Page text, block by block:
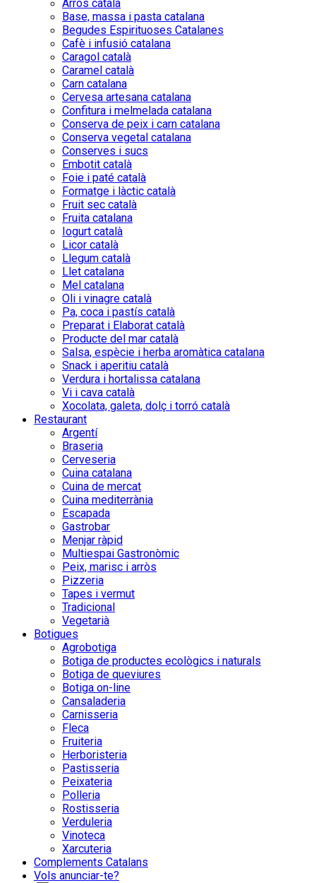
Arròs català
Base, massa i pasta catalana
Begudes Espirituoses Catalanes
Cafè i infusió catalana
Caragol català
Caramel català
Carn catalana
Cervesa artesana catalana
Confitura i melmelada catalana
Conserva de peix i carn catalana
Conserva vegetal catalana
Conserves i sucs
Embotit català
Foie i paté català
Formatge i làctic català
Fruit sec català
Fruita catalana
Iogurt català
Licor català
Llegum català
Llet catalana
Mel catalana
Oli i vinagre català
Pa, coca i pastís català
Preparat i Elaborat català
Producte del mar català
Salsa, espècie i herba aromàtica catalana
Snack i aperitiu català
Verdura i hortalissa catalana
Vi i cava català
Xocolata, galeta, dolç i torró català
Restaurant
Argentí
Braseria
Cerveseria
Cuina catalana
Cuina de mercat
Cuina mediterrània
Escapada
Gastrobar
Menjar ràpid
Multiespai Gastronòmic
Peix, marisc i arròs
Pizzeria
Tapes i vermut
Tradicional
Vegetarià
Botigues
Agrobotiga
Botiga de productes ecològics i naturals
Botiga de queviures
Botiga on-line
Cansaladeria
Carnisseria
Fleca
Fruiteria
Herboristeria
Pastisseria
Peixateria
Polleria
Rostisseria
Verduleria
Vinoteca
Xarcuteria
Complements Catalans
Vols anunciar-te?